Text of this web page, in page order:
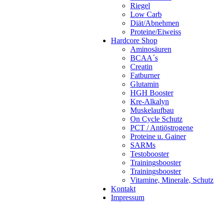
Riegel
Low Carb
Diät/Abnehmen
Proteine/Eiweiss
Hardcore Shop
Aminosäuren
BCAA´s
Creatin
Fatburner
Glutamin
HGH Booster
Kre-Alkalyn
Muskelaufbau
On Cycle Schutz
PCT / Antiöstrogene
Proteine u. Gainer
SARMs
Testobooster
Trainingsbooster
Trainingsbooster
Vitamine, Minerale, Schutz
Kontakt
Impressum